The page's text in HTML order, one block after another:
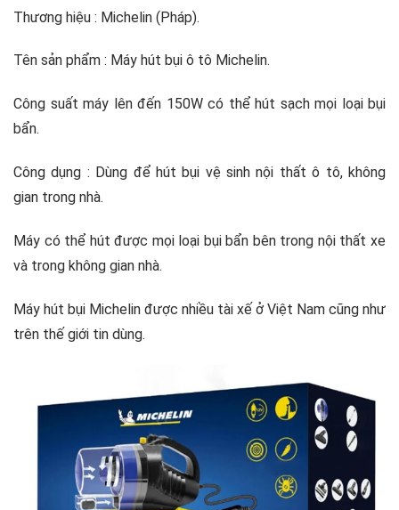
Thương hiệu : Michelin (Pháp).
Tên sản phẩm : Máy hút bụi ô tô Michelin.
Công suất máy lên đến 150W có thể hút sạch mọi loại bụi
bẩn.
Công dụng : Dùng để hút bụi vệ sinh nội thất ô tô, không
gian trong nhà.
Máy có thể hút được mọi loại bụi bẩn bên trong nội thất xe
và trong không gian nhà.
Máy hút bụi Michelin được nhiều tài xế ở Việt Nam cũng như
trên thế giới tin dùng.